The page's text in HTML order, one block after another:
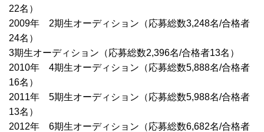
22名）
2009年 2期生オーディション（応募総数3,248名/合格者
24名）
3期生オーディション（応募総数2,396名/合格者13名）
2010年 4期生オーディション（応募総数5,888名/合格者
16名）
2011年 5期生オーディション（応募総数5,988名/合格者
13名）
2012年 6期生オーディション（応募総数6,682名/合格者